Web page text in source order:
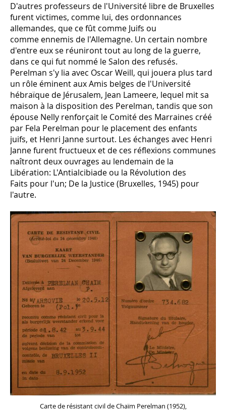
D'autres professeurs de l'Université libre de Bruxelles
furent victimes, comme lui, des ordonnances
allemandes, que ce fût comme Juifs ou
comme ennemis de l'Allemagne. Un certain nombre
d'entre eux se réuniront tout au long de la guerre,
dans ce qui fut nommé le Salon des refusés.
Perelman s'y lia avec Oscar Weill, qui jouera plus tard
un rôle éminent aux Amis belges de l'Université
hébraïque de Jérusalem, Jean Lameere, lequel mit sa
maison à la disposition des Perelman, tandis que son
épouse Nelly renforçait le Comité des Marraines créé
par Fela Perelman pour le placement des enfants
juifs, et Henri Janne surtout. Les échanges avec Henri
Janne furent fructueux et de ces réflexions communes
naîtront deux ouvrages au lendemain de la
Libération: L'Antialcibiade ou la Révolution des
Faits pour l'un; De la Justice (Bruxelles, 1945) pour
l'autre.
Carte de résistant civil de Chaïm Perelman (1952),